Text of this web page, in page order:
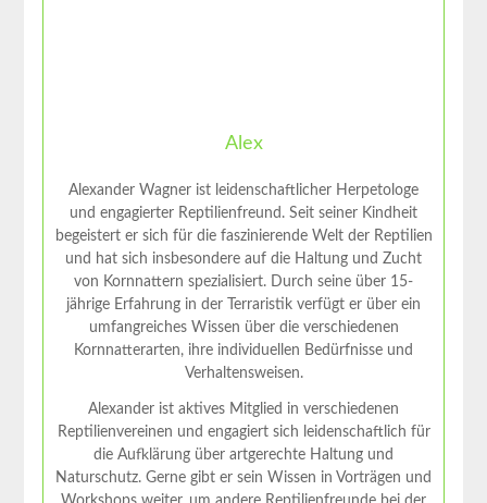
Alex
Alexander Wagner ist leidenschaftlicher Herpetologe
und engagierter Reptilienfreund. Seit seiner Kindheit
begeistert er sich für die faszinierende Welt der Reptilien
und hat sich insbesondere auf die Haltung und Zucht
von Kornnattern spezialisiert. Durch seine über 15-
jährige Erfahrung in der Terraristik verfügt er über ein
umfangreiches Wissen über die verschiedenen
Kornnatterarten, ihre individuellen Bedürfnisse und
Verhaltensweisen.
Alexander ist aktives Mitglied in verschiedenen
Reptilienvereinen und engagiert sich leidenschaftlich für
die Aufklärung über artgerechte Haltung und
Naturschutz. Gerne gibt er sein Wissen in Vorträgen und